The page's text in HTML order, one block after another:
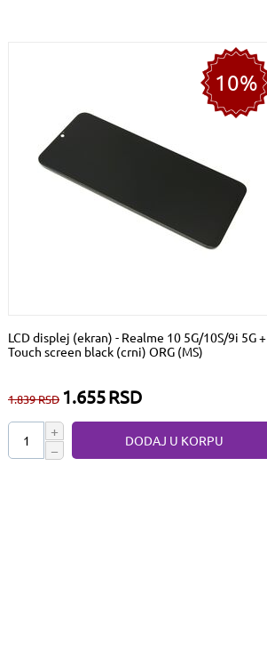
10%
LCD displej (ekran) - Realme 10 5G/10S/9i 5G +
Touch screen black (crni) ORG (MS)
1.839RSD 1.655RSD
+
−
DODAJ U KORPU